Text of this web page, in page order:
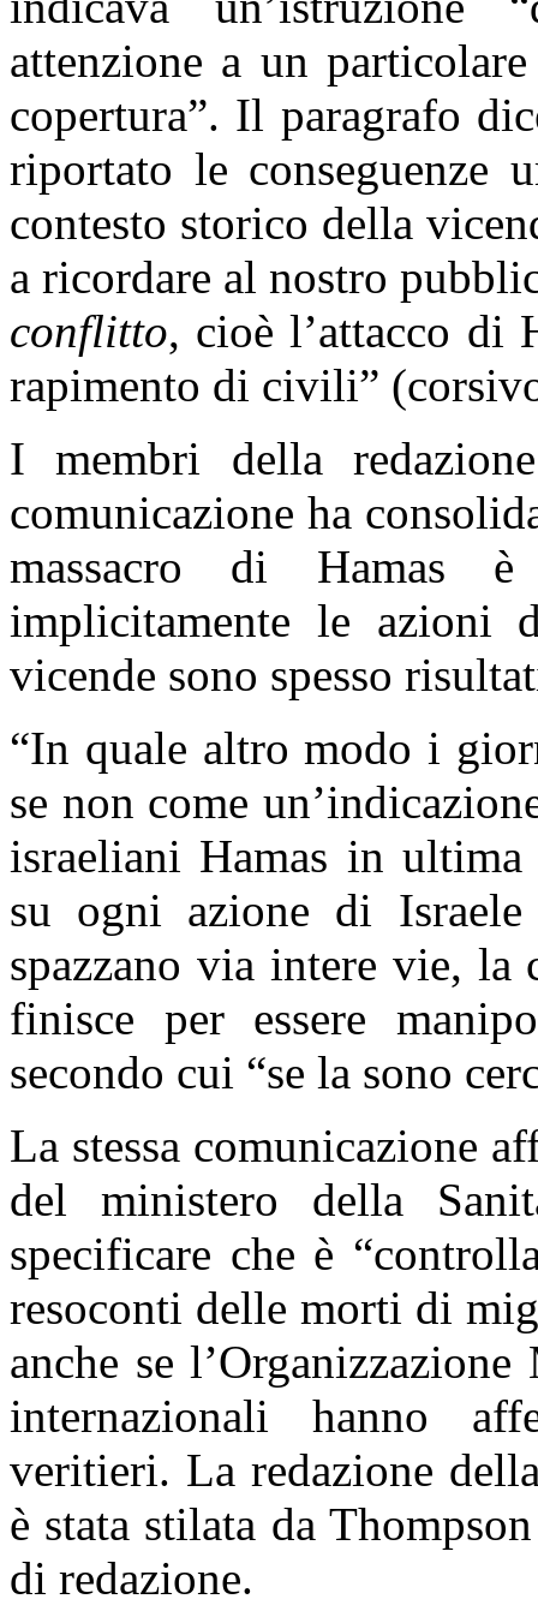
attenzione a un
copertura”. Il paragrafo
riportato le conseguenze
contesto storico della
a ricordare al nostro
conflitto, cioè l’attacco di
rapimento di civili”
I membri della
comunicazione ha
massacro di Hamas
implicitamente le azioni
vicende sono spesso
“In quale altro modo i
se non come
israeliani Hamas in
su ogni azione di Israele
spazzano via intere vie,
finisce per essere
secondo cui “se la sono
La stessa comunicazione
del ministero della
specificare che è
resoconti delle morti di
anche se
internazionali hanno
veritieri. La redazione
è stata stilata da
di redazione.